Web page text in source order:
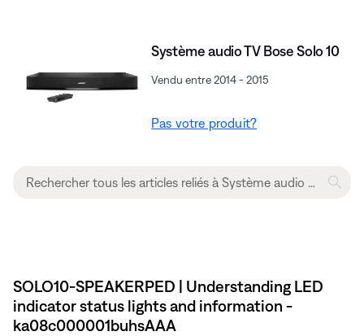
Système audio TV Bose Solo 10
Vendu entre 2014 - 2015
Pas votre produit?
SOLO10-SPEAKERPED | Understanding LED
indicator status lights and information -
ka08c000001buhsAAA